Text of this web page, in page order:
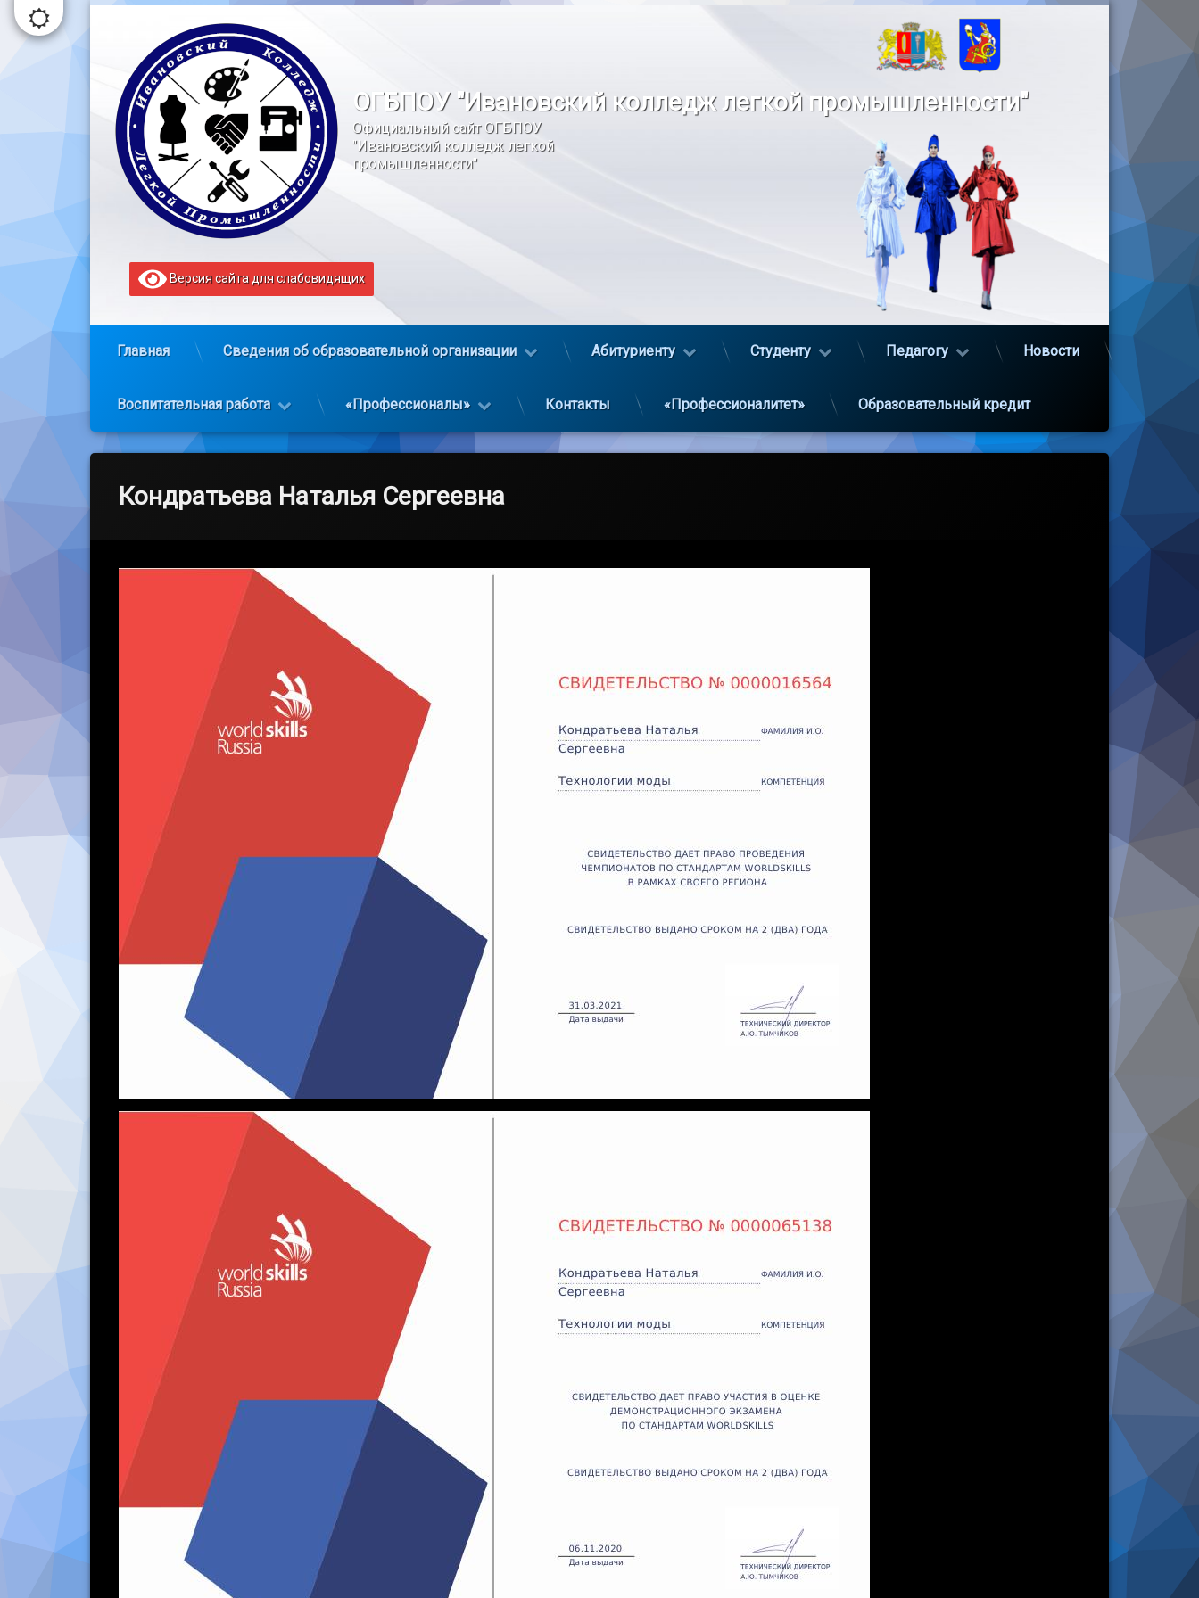
Перейти
содержимому
ОГБПОУ "Ивановский колледж легкой промышленности"
Официальный сайт ОГБПОУ
"Ивановский колледж легкой
промышленности"
Версия сайта для слабовидящих
Главная Сведения об образовательной организации Абитуриенту Студенту Педагогу Новости
Воспитательная работа «Профессионалы» Контакты «Профессионалитет» Образовательный кредит
Кондратьева Наталья Сергеевна